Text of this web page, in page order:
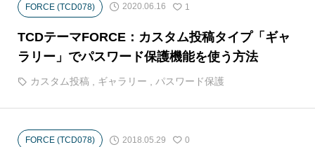
FORCE (TCD078) 2020.06.16 1
TCDテーマFORCE：カスタム投稿タイプ「ギャ
ラリー」でパスワード保護機能を使う方法
カスタム投稿 ギャラリー パスワード保護
FORCE (TCD078) 2018.05.29 0